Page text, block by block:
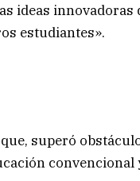
ideas
estudiantes».
superó
convencional